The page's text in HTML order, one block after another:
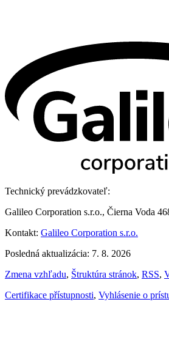
Technický prevádzkovateľ:
Galileo Corporation s.r.o., Čierna Voda
Kontakt: Galileo Corporation s.r.o.
Posledná aktualizácia: 7. 8. 2026
Zmena vzhľadu, Štruktúra stránok, RSS,
Certifikace přístupnosti, Vyhlásenie o